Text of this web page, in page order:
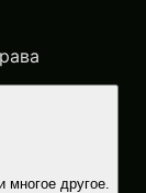
другое.